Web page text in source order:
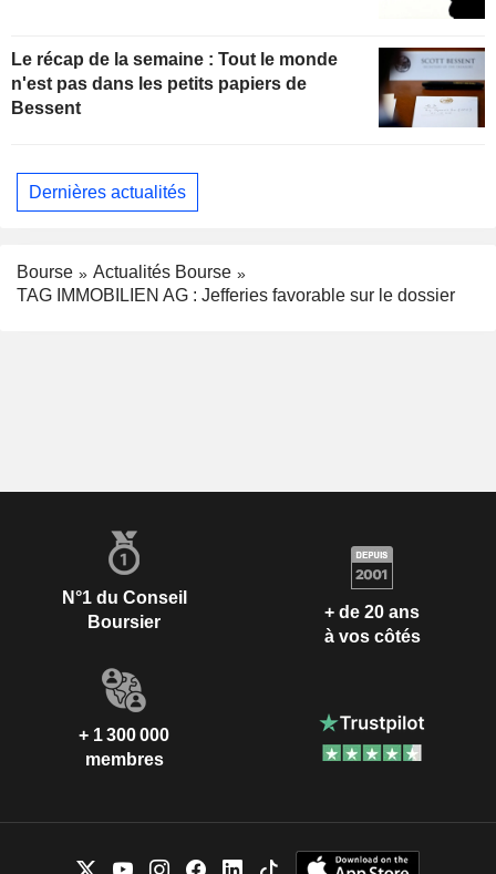
Le récap de la semaine : Tout le monde
n'est pas dans les petits papiers de
Bessent
Dernières actualités
Bourse
Actualités Bourse
TAG IMMOBILIEN AG : Jefferies favorable sur le dossier
N°1 du Conseil
Boursier
+ de 20 ans
à vos côtés
+ 1 300 000
membres